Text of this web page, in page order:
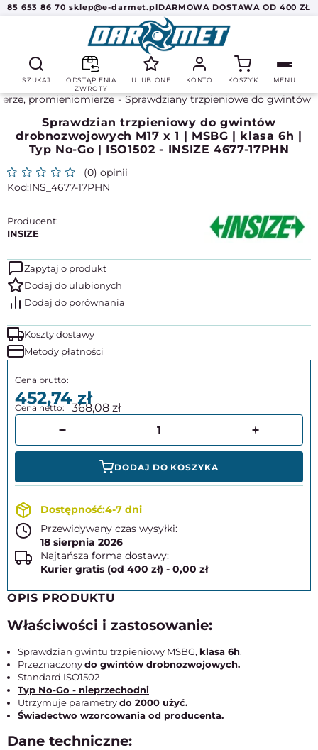
85 653 86 70 sklep@e-darmet.plDARMOWA DOSTAWA OD 400 ZŁ
SZUKAJ
ODSTĄPIENIA
ZWROTY
ULUBIONE KONTO KOSZYK MENU
promieniomierze Sprawdziany trzpieniowe do gwintów
Sprawdzian trzpieniowy do gwintów
drobnozwojowych M17 x 1 | MSBG | klasa 6h |
Typ No-Go | ISO1502 - INSIZE 4677-17PHN
(0) opinii
INS_4677-17PHN
Producent:
INSIZE
Zapytaj o produkt
Koszty dostawy
Metody płatności
452,74368,08
DODAJ DO KOSZYKA
4-7 dni
Przewidywany czas wysyłki:
18 sierpnia 2026
Najtańsza forma dostawy:
Kurier gratis (od 400 zł) - 0,00 zł
OPIS PRODUKTU
Właściwości i zastosowanie:
Sprawdzian gwintu trzpieniowy MSBG, klasa 6h.
Przeznaczonydo gwintów drobnozwojowych.
Standard ISO1502
Typ No-Go - nieprzechodni
Utrzymuje parametrydo 2000 użyć.
Świadectwo wzorcowania od producenta.
Dane techniczne: